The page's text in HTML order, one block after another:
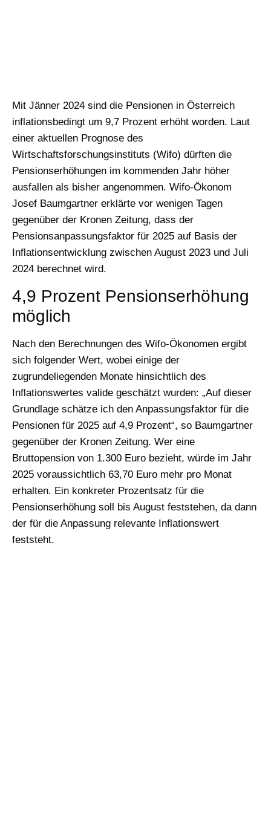
Mit Jänner 2024 sind die Pensionen in Österreich
inflationsbedingt um 9,7 Prozent erhöht worden. Laut
einer aktuellen Prognose des
Wirtschaftsforschungsinstituts (Wifo) dürften die
Pensionserhöhungen im kommenden Jahr höher
ausfallen als bisher angenommen. Wifo-Ökonom
Josef Baumgartner erklärte vor wenigen Tagen
gegenüber der Kronen Zeitung, dass der
Pensionsanpassungsfaktor für 2025 auf Basis der
Inflationsentwicklung zwischen August 2023 und Juli
2024 berechnet wird.
4,9 Prozent Pensionserhöhung
möglich
Nach den Berechnungen des Wifo-Ökonomen ergibt
sich folgender Wert, wobei einige der
zugrundeliegenden Monate hinsichtlich des
Inflationswertes valide geschätzt wurden: „Auf dieser
Grundlage schätze ich den Anpassungsfaktor für die
Pensionen für 2025 auf 4,9 Prozent“, so Baumgartner
gegenüber der Kronen Zeitung. Wer eine
Bruttopension von 1.300 Euro bezieht, würde im Jahr
2025 voraussichtlich 63,70 Euro mehr pro Monat
erhalten. Ein konkreter Prozentsatz für die
Pensionserhöhung soll bis August feststehen, da dann
der für die Anpassung relevante Inflationswert
feststeht.